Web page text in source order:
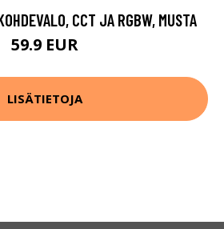
CCT JA RGBW, MUSTA
59.9 EUR
LISÄTIETOJA